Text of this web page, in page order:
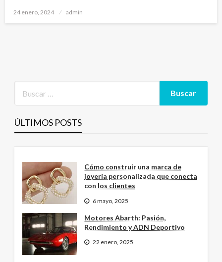
Publicado
24 enero, 2024 admin
ÚLTIMOS POSTS
Cómo construir una marca de
joyería personalizada que conecta
con los clientes
6 mayo, 2025
Motores Abarth: Pasión,
Rendimiento y ADN Deportivo
22 enero, 2025